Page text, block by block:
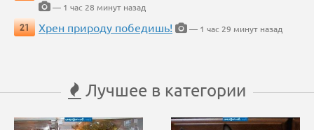
— 1 час 28 минут назад
21
Хрен природу победишь! — 1 час 29 минут назад
Лучшее в категории